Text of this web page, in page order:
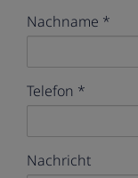
Nachname
Telefon
Nachricht